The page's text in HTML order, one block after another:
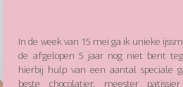
In de week van 15 mei ga ik unieke
de afgelopen 5 jaar nog niet bent
hierbij hulp van een aantal speciale
beste chocolatier, meester